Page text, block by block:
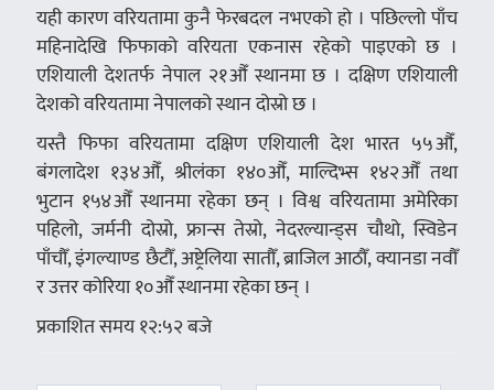
यही कारण वरियतामा कुनै फेरबदल नभएको हो । पछिल्लो पाँच
महिनादेखि फिफाको वरियता एकनास रहेको पाइएको छ ।
एशियाली देशतर्फ नेपाल २१औँ स्थानमा छ । दक्षिण एशियाली
देशको वरियतामा नेपालको स्थान दोस्रो छ ।
यस्तै फिफा वरियतामा दक्षिण एशियाली देश भारत ५५औँ,
बंगलादेश १३४औँ, श्रीलंका १४०औँ, माल्दिभ्स १४२औँ तथा
भुटान १५४औँ स्थानमा रहेका छन् । विश्व वरियतामा अमेरिका
पहिलो, जर्मनी दोस्रो, फ्रान्स तेस्रो, नेदरल्यान्ड्स चौथो, स्विडेन
पाँचौँ, इंगल्याण्ड छैटौँ, अष्ट्रेलिया सातौँ, ब्राजिल आठौँ, क्यानडा नवौँ
र उत्तर कोरिया १०औँ स्थानमा रहेका छन् ।
प्रकाशित समय १२:५२ बजे